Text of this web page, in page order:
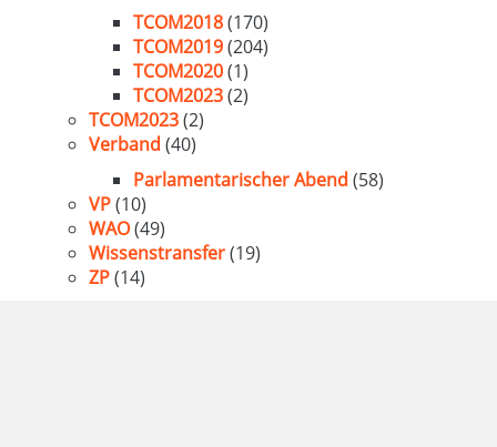
TCOM2018(170)
TCOM2019(204)
TCOM2020(1)
TCOM2023(2)
TCOM2023(2)
Verband (40)
Parlamentarischer Abend (58)
VP(10)
WAO(49)
Wissenstransfer(19)
ZP(14)